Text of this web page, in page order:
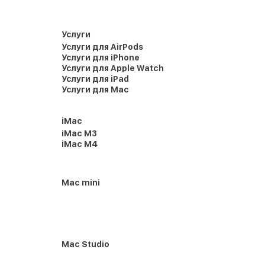
Услуги
Услуги для AirPods
Услуги для iPhone
Услуги для Apple Watch
Услуги для iPad
Услуги для Mac
iMac
iMac M3
iMac M4
Mac mini
Mac Studio